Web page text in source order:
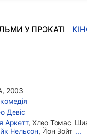
У ПРОКАТІ
2003
комедія
Девіс
Аркетт, Хлео Томас,
Нельсон, Йон Войт ...